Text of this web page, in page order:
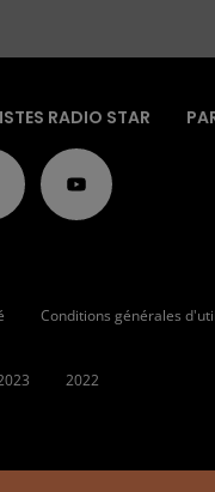
RADIO STAR
Conditions générales
2022